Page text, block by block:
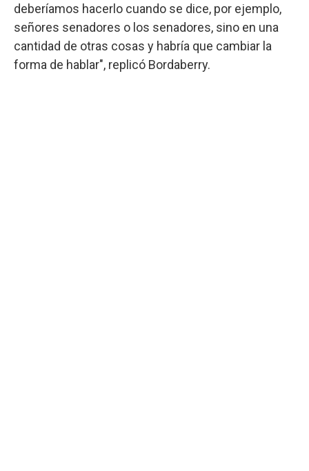
deberíamos hacerlo cuando se dice, por ejemplo,
señores senadores o los senadores, sino en una
cantidad de otras cosas y habría que cambiar la
forma de hablar", replicó Bordaberry.